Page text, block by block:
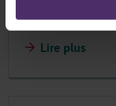
travailleurs à
Lire plus